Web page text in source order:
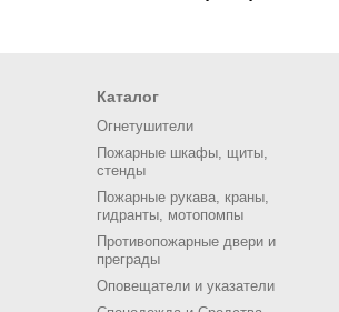
Каталог
Огнетушители
Пожарные шкафы, щиты,
стенды
Пожарные рукава, краны,
гидранты, мотопомпы
Противопожарные двери и
преграды
Оповещатели и указатели